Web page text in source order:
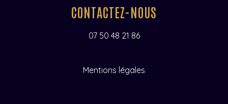
CONTACTEZ-NOUS
07 50 48 21 86
Mentions légales